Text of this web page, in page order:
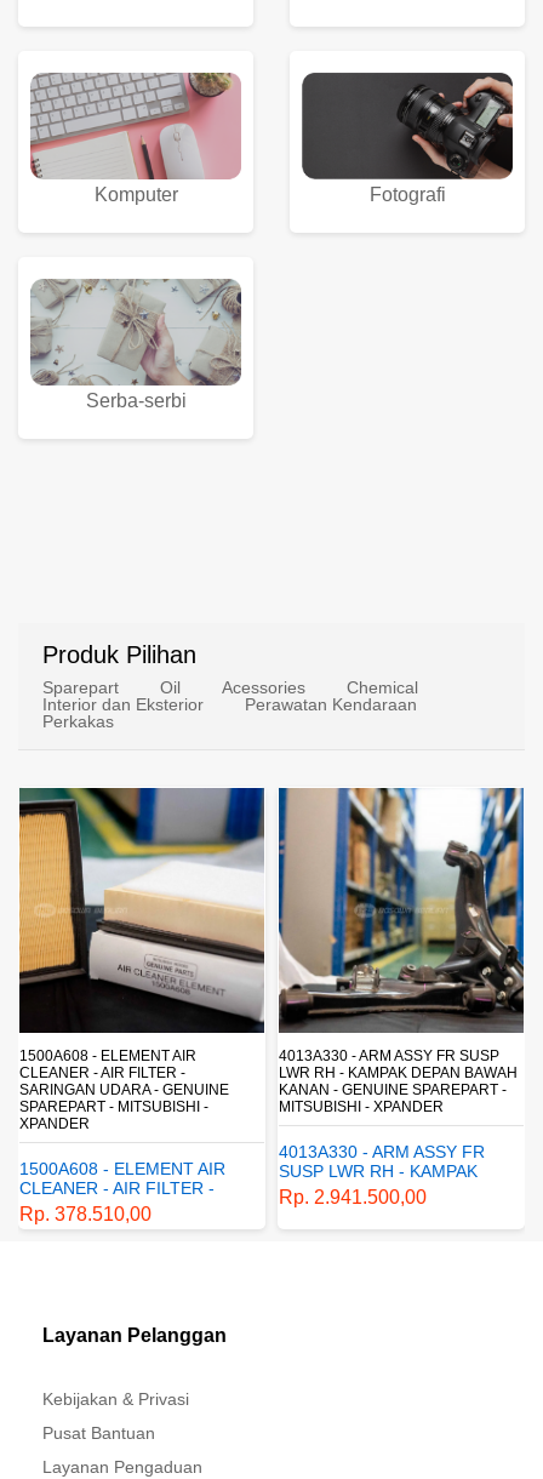
Komputer Fotografi
Serba-serbi
Produk Pilihan
Sparepart Oil Acessories
Chemical
Interior dan Eksterior
Perawatan Kendaraan
Perkakas
4013A330 - ARM ASSY FR SUSP
LWR RH - KAMPAK DEPAN BAWAH
KANAN - GENUINE SPAREPART -
MITSUBISHI - XPANDER
SUSP LWR RH - KAMPAK
DEPAN BAWAH KANAN -
GENUINE SPAREPART -
MITSUBISHI - XPANDER
Rp. 2.941.500,00
4162A413 - SHOCK ABSORBER RR
SUSP - SUSPENSI BELAKANG -
SHOCKBREAKER BELAKANG -
GENUINE SPAREPART -
MITSUBISHI - XPANDER
4162A413 - SHOCK
ABSORBER RR SUSP -
SUSPENSI BELAKANG -
SHOCKBREAKER BELAKANG
Rp. 1.198.800,00
Layanan Pelanggan
Kebijakan & Privasi
Pusat Bantuan
Layanan Pengaduan